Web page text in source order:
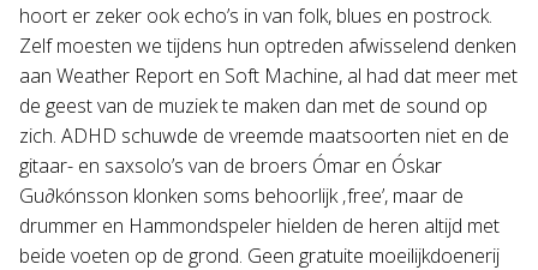
hoort er zeker ook echo’s in van folk, blues en postrock.
Zelf moesten we tijdens hun optreden afwisselend denken
aan Weather Report en Soft Machine, al had dat meer met
de geest van de muziek te maken dan met de sound op
zich. ADHD schuwde de vreemde maatsoorten niet en de
gitaar- en saxsolo’s van de broers Ómar en Óskar
Gu∂kónsson klonken soms behoorlijk ‚free’, maar de
drummer en Hammondspeler hielden de heren altijd met
beide voeten op de grond. Geen gratuite moeilijkdoenerij